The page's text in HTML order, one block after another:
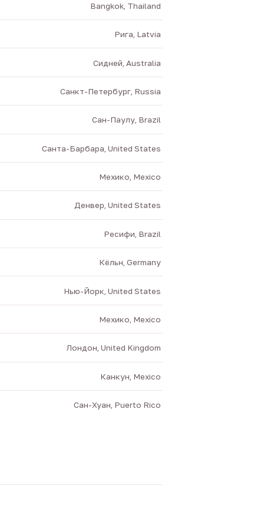
Bangkok, Thailand
Рига, Latvia
Сидней, Australia
Санкт-Петербург, Russia
Сан-Паулу, Brazil
Санта-Барбара, United States
Мехико, Mexico
Денвер, United States
Ресифи, Brazil
Кёльн, Germany
Нью-Йорк, United States
Мехико, Mexico
Лондон, United Kingdom
Канкун, Mexico
Сан-Хуан, Puerto Rico